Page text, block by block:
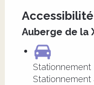
Accessibilité
Auberge de la
Stationnement